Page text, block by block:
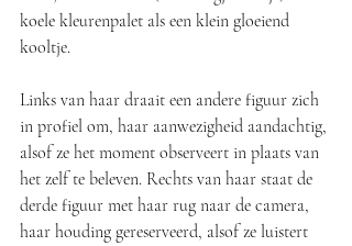
koele kleurenpalet als een klein gloeiend
kooltje.
Links van haar draait een andere figuur zich
in profiel om, haar aanwezigheid aandachtig,
alsof ze het moment observeert in plaats van
het zelf te beleven. Rechts van haar staat de
derde figuur met haar rug naar de camera,
haar houding gereserveerd, alsof ze luistert